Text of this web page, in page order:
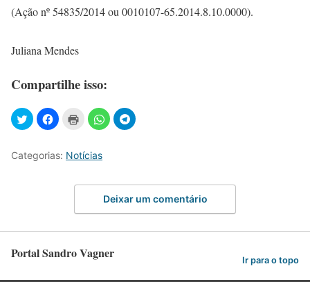
(Ação nº 54835/2014 ou 0010107-65.2014.8.10.0000).
Juliana Mendes
Compartilhe isso:
Categorias: Notícias
Deixar um comentário
Portal Sandro Vagner Ir para o topo